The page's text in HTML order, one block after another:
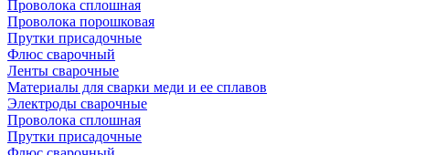
Проволока сплошная
Проволока порошковая
Прутки присадочные
Флюс сварочный
Ленты сварочные
Материалы для сварки меди и ее сплавов
Электроды сварочные
Проволока сплошная
Прутки присадочные